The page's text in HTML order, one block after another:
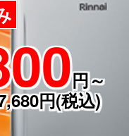
円～
(税込)